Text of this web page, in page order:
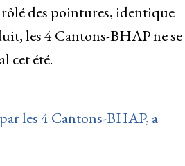
des pointures, identique
les 4 Cantons-BHAP ne se
cet été.
les 4 Cantons-BHAP, a